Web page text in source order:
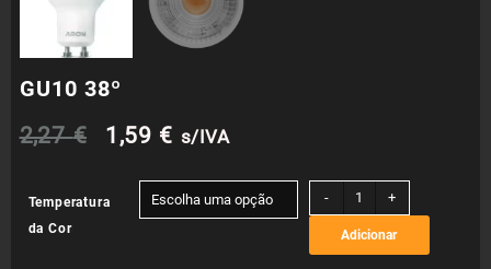
GU10 38º
2,27€
O
preço
original
1,59 €O
preço
atual
s/IVA
Temperatura
da Cor
-
Quantidade
de
GU10
38º
+
Adicionar